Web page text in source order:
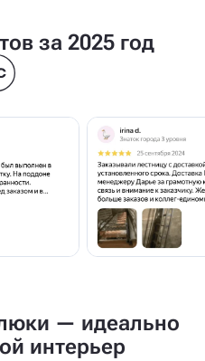
за 2025 год
— идеально
интерьер